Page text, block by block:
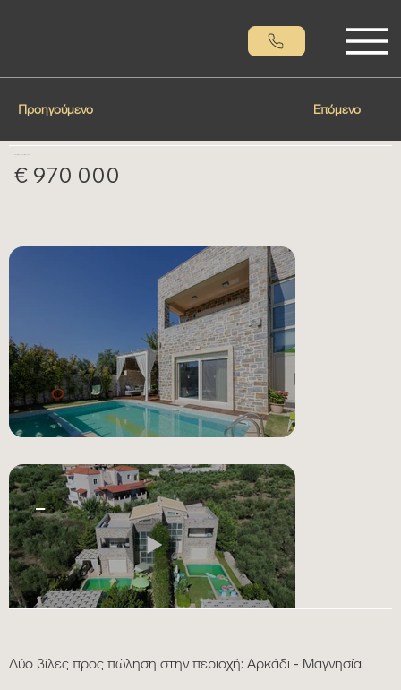
Επόμενο
Προηγούμενο
€ 970 000​
_
Δύο βίλες προς πώληση στην περιοχή: Αρκάδι - Μαγνησία.